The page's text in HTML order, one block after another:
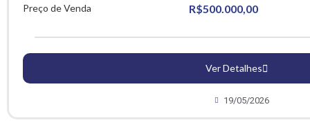
Preço de Venda R$500.000,00
Ver Detalhes
19/05/2026